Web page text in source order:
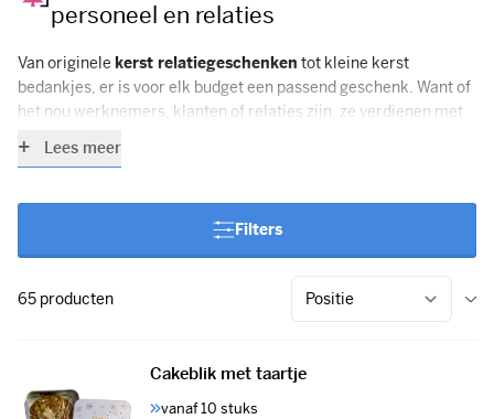
personeel en relaties
Van originele kerst relatiegeschenken tot kleine kerst
bedankjes, er is voor elk budget een passend geschenk. Want of
het nou werknemers, klanten of relaties zijn, ze verdienen met
banket of zelfs fortune cookies. Alles is te personaliseren met
een eigen bedrukking. Wie geef jij een origineel relatiegeschenk
voor kerst?
Lees meer
Filters
65 producten
Cakeblik met taartje
vanaf 10 stuks